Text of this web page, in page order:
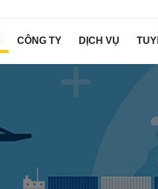
CÔNG TY DỊCH VỤ